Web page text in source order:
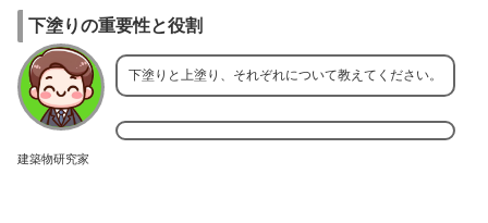
下塗りの重要性と役割
建築物研究家
下塗りと上塗り、それぞれについて教えてください。